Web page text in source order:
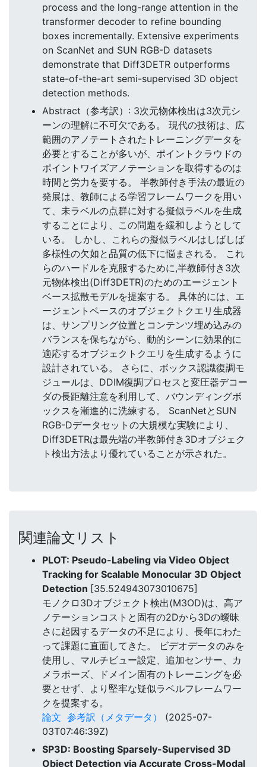
process and the long-range attention in the
transformer decoder to refine bounding
boxes incrementally. Extensive experiments
on ScanNet and SUN RGB-D datasets
demonstrate that Diff3DETR outperforms
state-of-the-art semi-supervised 3D object
detection methods.
Abstract（参考訳）: 3次元物体検出は3次元シ
ーンの理解に不可欠である。 現代の技術は、広
範囲のアノテートされたトレーニングデータを
必要とすることが多いが、ポイントクラウドの
ポイントワイズアノテーションを取得するのは
時間と労力を要する。 半教師付き手法の最近の
発展は、教師による学習フレームワークを用い
て、未ラベルの点群に対する擬似ラベルを生成
することにより、この問題を緩和しようとして
いる。 しかし、これらの擬似ラベルはしばしば
多様性の欠如と品質の低下に悩まされる。 これ
らのハードルを克服するために,半教師付き3次
元物体検出(Diff3DETR)のためのエージェント
ベース拡散モデルを提案する。 具体的には、エ
ージェントベースのオブジェクトクエリ生成器
は、サンプリング位置とコンテンツ埋め込みの
バランスを保ちながら、動的シーンに効果的に
適応するオブジェクトクエリを生成するように
設計されている。 さらに、ボックス認識復調モ
ジュールは、DDIM復調プロセスと変圧器デコー
ダの長距離注意を利用して、バウンディングボ
ックスを漸進的に洗練する。 ScanNetとSUN
RGB-Dデータセットの大規模な実験により、
Diff3DETRは最先端の半教師付き3Dオブジェク
ト検出方法より優れていることが示された。
関連論文リスト
PLOT: Pseudo-Labeling via Video Object
Tracking for Scalable Monocular 3D Object
Detection [35.524943073010675]
モノクロ3Dオブジェクト検出(M3OD)は、高ア
ノテーションコストと固有の2Dから3Dの曖昧
さに起因するデータの不足により、長年にわた
って課題に直面してきた。 ビデオデータのみを
使用し、マルチビュー設定、追加センサー、カ
メラポーズ、ドメイン固有のトレーニングを必
要とせず、より堅牢な疑似ラベルフレームワー
クを提案する。
論文 参考訳（メタデータ）
(2025-07-
03T07:46:39Z)
SP3D: Boosting Sparsely-Supervised 3D
Object Detection via Accurate Cross-Modal